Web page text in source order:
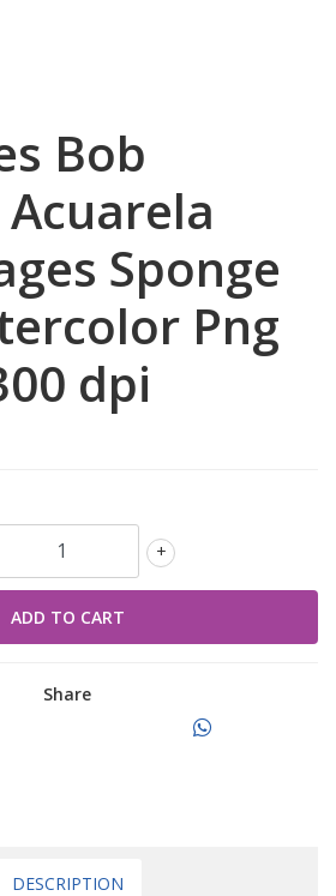
Bob
Sponge
Png
dpi
+
Share
DESCRIPTION